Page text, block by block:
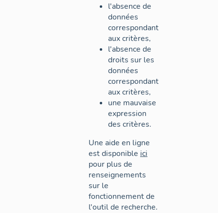
l'absence de
données
correspondant
aux critères,
l'absence de
droits sur les
données
correspondant
aux critères,
une mauvaise
expression
des critères.
Une aide en ligne
est disponible ici
pour plus de
renseignements
sur le
fonctionnement de
l'outil de recherche.